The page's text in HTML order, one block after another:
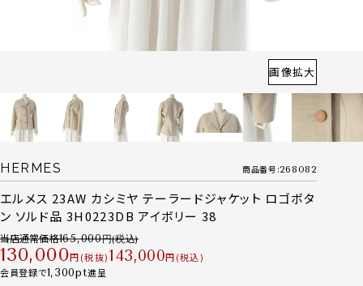
画像拡大
HERMES 商品番号 268082
エルメス 23AW カシミヤ テーラードジャケット ロゴボタ
ン ソルド品 3H0223DB アイボリー 38
当店通常価格165,000
130,000 税抜 143,000
税込
会員登録で1,300 進呈